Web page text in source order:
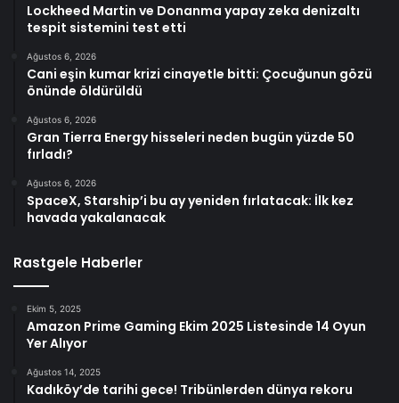
Lockheed Martin ve Donanma yapay zeka denizaltı
tespit sistemini test etti
Ağustos 6, 2026
Cani eşin kumar krizi cinayetle bitti: Çocuğunun gözü
önünde öldürüldü
Ağustos 6, 2026
Gran Tierra Energy hisseleri neden bugün yüzde 50
fırladı?
Ağustos 6, 2026
SpaceX, Starship’i bu ay yeniden fırlatacak: İlk kez
havada yakalanacak
Rastgele Haberler
Ekim 5, 2025
Amazon Prime Gaming Ekim 2025 Listesinde 14 Oyun
Yer Alıyor
Ağustos 14, 2025
Kadıköy’de tarihi gece! Tribünlerden dünya rekoru